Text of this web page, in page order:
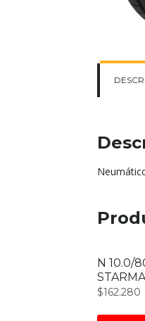
N 10.0/
$162.280